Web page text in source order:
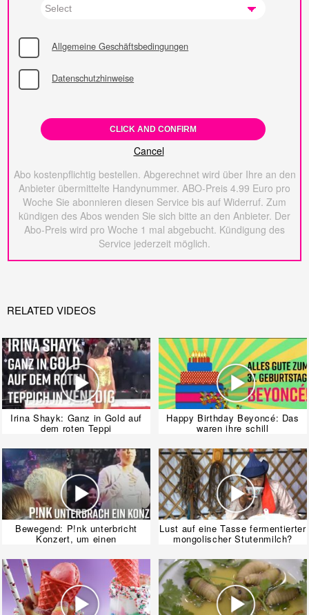
Allgemeine Geschäftsbedingungen
Datenschutzhinweise
CLICK AND CONFIRM
Cancel
Abo kostenpflichtig bestellen. Abgerechnet wird über Ihre an den
Anbieter übermittelte Handynummer. ABO-Preis 4.99 Euro pro
Woche Sie abonnieren diesen Service bis auf Widerruf. Zum
kündigen des Abos wenden Sie sich bitte an den Anbieter. Der
Abo-Preis wird pro Woche 1 mal abgebucht. Kündigung des
Service jederzeit möglich.
RELATED VIDEOS
Irina Shayk: Ganz in Gold auf
dem roten Teppi
Happy Birthday Beyoncé: Das
waren ihre schill
Bewegend: P!nk unterbricht
Konzert, um einen
Lust auf eine Tasse fermentierter
mongolischer Stutenmilch?